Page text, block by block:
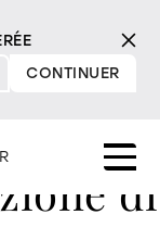
CONTINUER
di